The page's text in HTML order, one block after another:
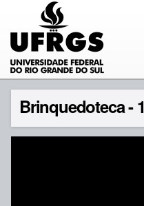
Brinquedoteca - 1